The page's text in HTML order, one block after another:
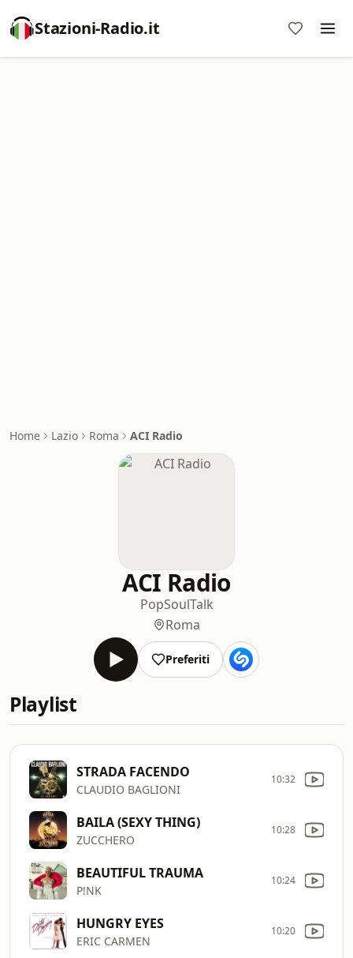
Stazioni-Radio.it
Home Lazio Roma ACI Radio
ACI Radio
PopSoulTalk
Roma
Preferiti
Playlist
STRADA FACENDO
CLAUDIO BAGLIONI
10:32
BAILA (SEXY THING)
ZUCCHERO
10:28
BEAUTIFUL TRAUMA
P!NK
10:24
HUNGRY EYES
ERIC CARMEN
10:20